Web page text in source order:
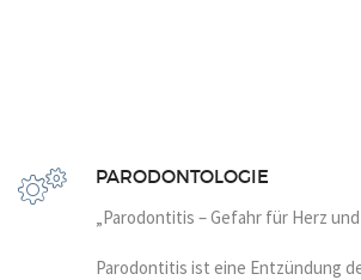
PARODONTOLOGIE
„Parodontitis – Gefahr für Herz
Parodontitis ist eine Entzündung